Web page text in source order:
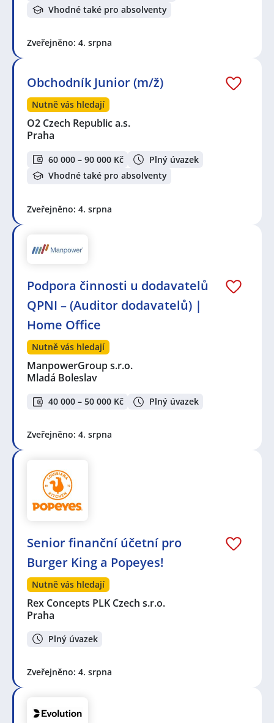
Vhodné také pro absolventy
Zveřejněno: 4. srpna
Obchodník Junior (m/ž)
Nutně vás hledají
O2 Czech Republic a.s.
Praha
60 000 – 90 000 Kč
Plný úvazek
Vhodné také pro absolventy
Zveřejněno: 4. srpna
Podpora činnosti u dodavatelů
QPNI – (Auditor dodavatelů) |
Home Office
Nutně vás hledají
ManpowerGroup s.r.o.
Mladá Boleslav
40 000 – 50 000 Kč Plný úvazek
Zveřejněno: 4. srpna
Senior finanční účetní pro
Burger King a Popeyes!
Nutně vás hledají
Rex Concepts PLK Czech s.r.o.
Praha
Plný úvazek
Zveřejněno: 4. srpna